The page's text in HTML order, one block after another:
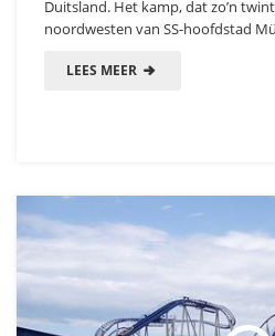
Duitsland. Het kamp, dat zo’n
noordwesten van SS-hoofdstad
LEES MEER